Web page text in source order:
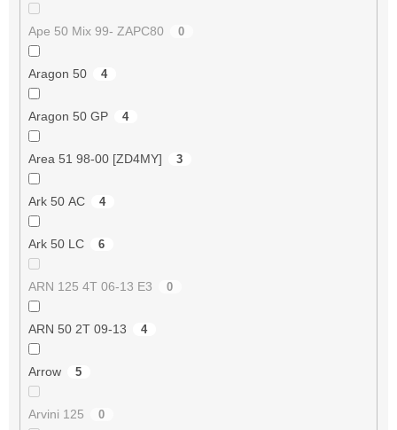
Ape 50 Mix 99- ZAPC80 0
Aragon 50 4
Aragon 50 GP 4
Area 51 98-00 [ZD4MY] 3
Ark 50 AC 4
Ark 50 LC 6
ARN 125 4T 06-13 E3 0
ARN 50 2T 09-13 4
Arrow 5
Arvini 125 0